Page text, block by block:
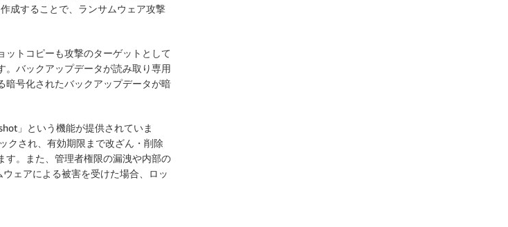
成することで、ランサムウェア攻撃
トコピーも攻撃のターゲットとして
バックアップデータが読み取り専用
暗号化されたバックアップデータが暗
」という機能が提供されていま
クされ、有効期限まで改ざん・削除
す。また、管理者権限の漏洩や内部の
ェアによる被害を受けた場合、ロッ